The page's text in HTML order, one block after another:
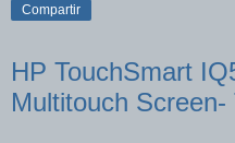
Compartir
HP TouchSmart
Multitouch Screen-